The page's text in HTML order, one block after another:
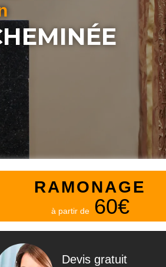
RAMONAGE
à partir de 60€
Devis gratuit